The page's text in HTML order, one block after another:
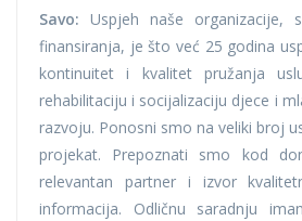
Savo: Uspjeh naše organizacije,
finansiranja, je što već 25 godina
kontinuitet i kvalitet pružanja
rehabilitaciju i socijalizaciju djece i
razvoju. Ponosni smo na veliki broj
projekat. Prepoznati smo kod
relevantan partner i izvor
informacija. Odličnu saradnju